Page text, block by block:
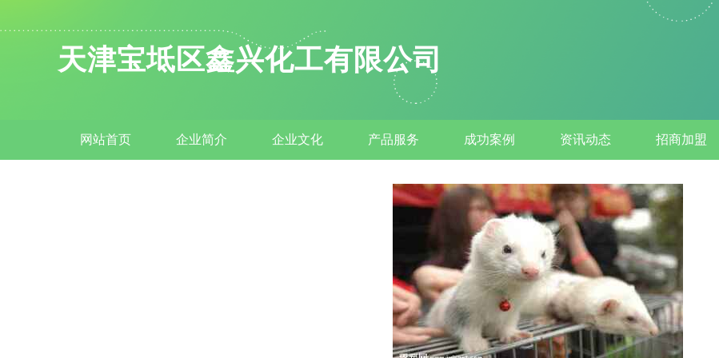
天津宝坻区鑫兴化工有限公司
网站首页 企业简介 企业文化 产品服务 成功案例 资讯动态 招商加盟